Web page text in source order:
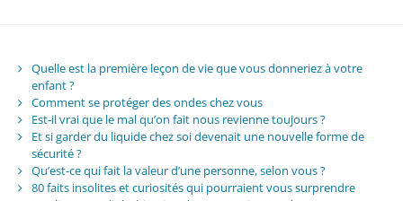
Quelle est la première leçon de vie que vous donneriez à votre
enfant ?
Comment se protéger des ondes chez vous
Est-il vrai que le mal qu’on fait nous revienne toujours ?
Et si garder du liquide chez soi devenait une nouvelle forme de
sécurité ?
Qu’est-ce qui fait la valeur d’une personne, selon vous ?
80 faits insolites et curiosités qui pourraient vous surprendre